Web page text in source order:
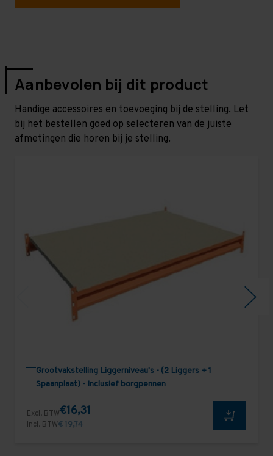
Aanbevolen bij dit product
Handige accessoires en toevoeging bij de stelling. Let
bij het bestellen goed op selecteren van de juiste
afmetingen die horen bij je stelling.
Grootvakstelling Liggerniveau's - (2 Liggers + 1
Spaanplaat) - Inclusief borgpennen
Excl. BTW€16,31
Incl. BTW€ 19,74